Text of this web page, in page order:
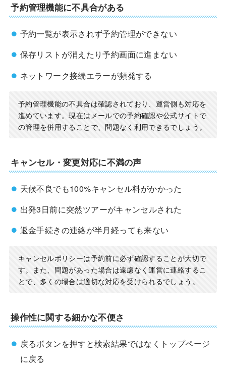
予約管理機能に不具合がある
予約一覧が表示されず予約管理ができない
保存リストが消えたり予約画面に進まない
ネットワーク接続エラーが頻発する
予約管理機能の不具合は確認されており、運営側も対応を
進めています。現在はメールでの予約確認や公式サイトで
の管理を併用することで、問題なく利用できるでしょう。
キャンセル・変更対応に不満の声
天候不良でも100%キャンセル料がかかった
出発3日前に突然ツアーがキャンセルされた
返金手続きの連絡が半月経っても来ない
キャンセルポリシーは予約前に必ず確認することが大切で
す。また、問題があった場合は遠慮なく運営に連絡するこ
とで、多くの場合は適切な対応を受けられるでしょう。
操作性に関する細かな不便さ
戻るボタンを押すと検索結果ではなくトップページ
に戻る